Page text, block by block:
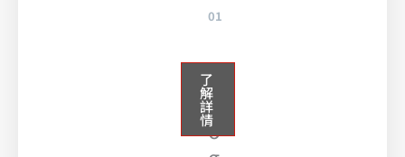
01
G
o
o
了
解
詳
情